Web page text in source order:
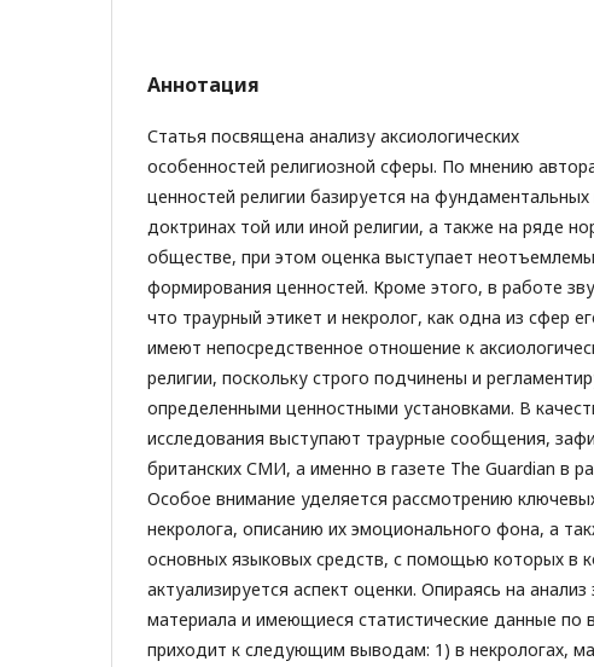
Аннотация
Статья посвящена анализу аксиологических
особенностей религиозной сферы. По мнению
ценностей религии базируется на фундаментальных
доктринах той или иной религии, а также на ряде
обществе, при этом оценка выступает
формирования ценностей. Кроме этого, в работе
что траурный этикет и некролог, как одна из сфер
имеют непосредственное отношение к
религии, поскольку строго подчинены и
определенными ценностными установками. В
исследования выступают траурные сообщения,
британских СМИ, а именно в газете The Guardian в
Особое внимание уделяется рассмотрению
некролога, описанию их эмоционального фона, а
основных языковых средств, с помощью которых в
актуализируется аспект оценки. Опираясь на анализ
материала и имеющиеся статистические данные по
приходит к следующим выводам: 1) в некрологах,